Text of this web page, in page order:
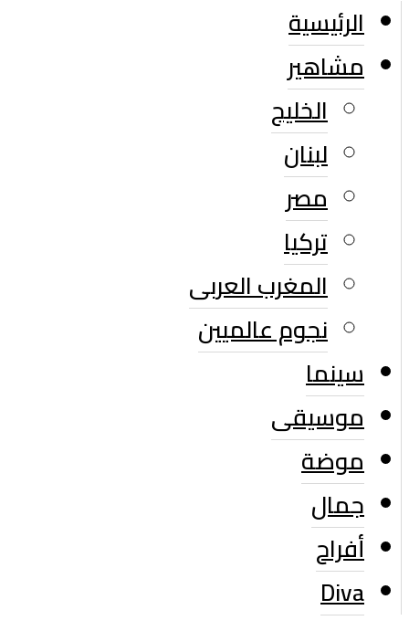
الرئيسية
مشاهير
الخليج
لبنان
مصر
تركيا
المغرب العربى
نجوم عالميين
سينما
موسيقى
موضة
جمال
أفراح
Diva